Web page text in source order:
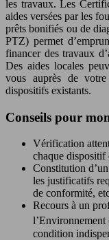
les travaux. Les
aides versées par les
prêts bonifiés ou de
PTZ) permet
financer des travaux
Des aides locales
vous auprès de
dispositifs existants.
Conseils pour
Vérification
chaque dispositif
Constitution
les justificatifs
de conformité,
Recours à un
condition